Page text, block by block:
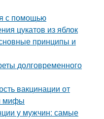
с помощью
цукатов из яблок
принципы и
долговременного
вакцинации от
мифы
у мужчин: самые